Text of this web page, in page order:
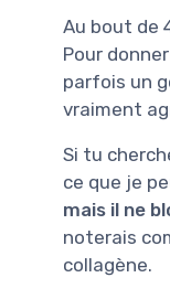
Au bout de
Pour
parfois un
vraiment
Si tu
ce que je
mais il ne
noterais
collagène.